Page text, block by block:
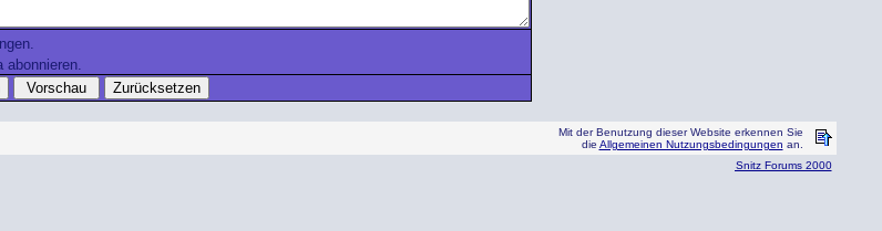
abonnieren.
Mit der Benutzung dieser Website erkennen Sie
die Allgemeinen Nutzungsbedingungen an.
Snitz Forums 2000